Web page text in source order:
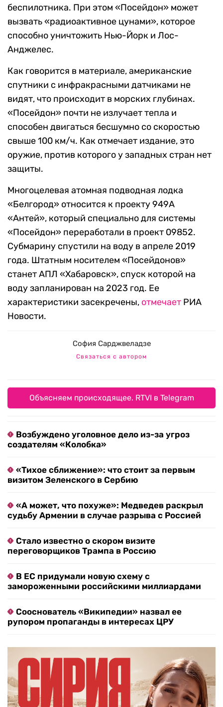
беспилотника. При этом «Посейдон» может
вызвать «радиоактивное цунами», которое
способно уничтожить Нью-Йорк и Лос-
Анджелес.
Как говорится в материале, американские
спутники с инфракрасными датчиками не
видят, что происходит в морских глубинах.
«Посейдон» почти не излучает тепла и
способен двигаться бесшумно со скоростью
свыше 100 км/ч. Как отмечает издание, это
оружие, против которого у западных стран нет
защиты.
Многоцелевая атомная подводная лодка
«Белгород» относится к проекту 949А
«Антей», который специально для системы
«Посейдон» переработали в проект 09852.
Субмарину спустили на воду в апреле 2019
года. Штатным носителем «Посейдонов»
станет АПЛ «Хабаровск», спуск которой на
воду запланирован на 2023 год. Ее
характеристики засекречены, отмечает РИА
Новости.
София Сарджвеладзе
Связаться с автором
Объясняем происходящее. RTVI в Telegram
Возбуждено уголовное дело из-за угроз
создателям «Колобка»
«Тихое сближение»: что стоит за первым
визитом Зеленского в Сербию
«А может, что похуже»: Медведев раскрыл
судьбу Армении в случае разрыва с Россией
Стало известно о скором визите
переговорщиков Трампа в Россию
В ЕС придумали новую схему с
замороженными российскими миллиардами
Сооснователь «Википедии» назвал ее
рупором пропаганды в интересах ЦРУ